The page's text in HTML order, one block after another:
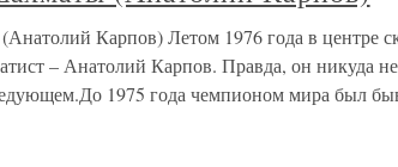
Карпов) Летом 1976 года в центре
– Анатолий Карпов. Правда, он никуда не
1975 года чемпионом мира был